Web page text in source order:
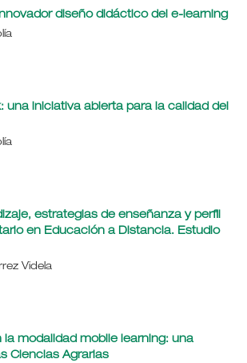
diseño didáctico del e-learning
una iniciativa abierta para la calidad del
estrategias de enseñanza y perfil
en Educación a Distancia. Estudio
Videla
la modalidad mobile learning: una
Ciencias Agrarias